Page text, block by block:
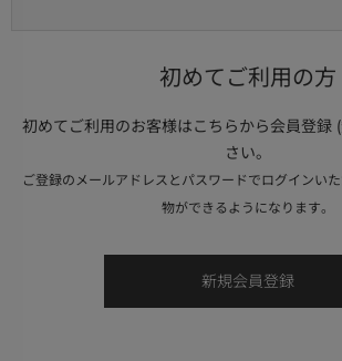
初めてご利用の方
初めてご利用のお客様はこちらから会員登録
さい。
ご登録のメールアドレスとパスワードでログインい
物ができるようになります。